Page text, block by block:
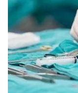
Y tế
Thế giới
Tin tức
Thế giới đó đây
Kinh tế